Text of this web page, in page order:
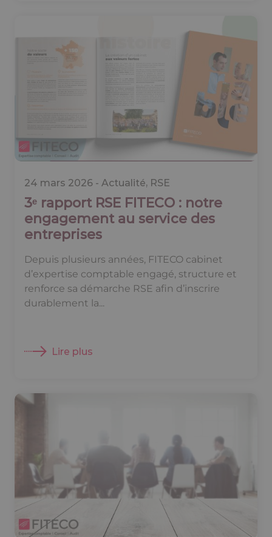
24 mars 2026 - Actualité, RSE
3ᵉ rapport RSE FITECO : notre
engagement au service des
entreprises
Depuis plusieurs années, FITECO cabinet
d’expertise comptable engagé, structure et
renforce sa démarche RSE afin d’inscrire
durablement la...
Lire plus